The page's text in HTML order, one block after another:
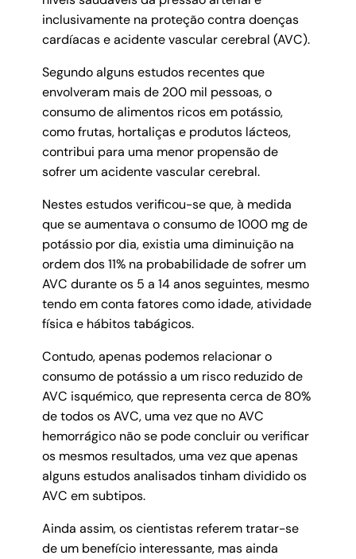
inclusivamente na proteção contra doenças
cardíacas e acidente vascular cerebral (AVC).
Segundo alguns estudos recentes que
envolveram mais de 200 mil pessoas, o
consumo de alimentos ricos em potássio,
como frutas, hortaliças e produtos lácteos,
contribui para uma menor propensão de
sofrer um acidente vascular cerebral.
Nestes estudos verificou-se que, à medida
que se aumentava o consumo de 1000 mg de
potássio por dia, existia uma diminuição na
ordem dos 11% na probabilidade de sofrer um
AVC durante os 5 a 14 anos seguintes, mesmo
tendo em conta fatores como idade, atividade
física e hábitos tabágicos.
Contudo, apenas podemos relacionar o
consumo de potássio a um risco reduzido de
AVC isquémico, que representa cerca de 80%
de todos os AVC, uma vez que no AVC
hemorrágico não se pode concluir ou verificar
os mesmos resultados, uma vez que apenas
alguns estudos analisados tinham dividido os
AVC em subtipos.
Ainda assim, os cientistas referem tratar-se
de um benefício interessante, mas ainda